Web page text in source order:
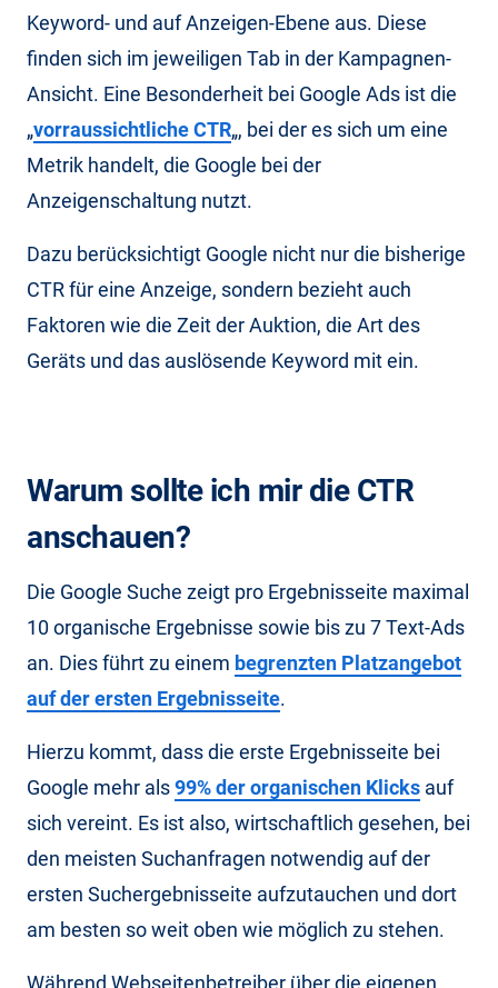
Keyword- und auf Anzeigen-Ebene aus. Diese
finden sich im jeweiligen Tab in der Kampagnen-
Ansicht. Eine Besonderheit bei Google Ads ist die
„vorraussichtliche CTR„, bei der es sich um eine
Metrik handelt, die Google bei der
Anzeigenschaltung nutzt.
Dazu berücksichtigt Google nicht nur die bisherige
CTR für eine Anzeige, sondern bezieht auch
Faktoren wie die Zeit der Auktion, die Art des
Geräts und das auslösende Keyword mit ein.
Warum sollte ich mir die CTR
anschauen?
Die Google Suche zeigt pro Ergebnisseite maximal
10 organische Ergebnisse sowie bis zu 7 Text-Ads
an. Dies führt zu einem begrenzten Platzangebot
auf der ersten Ergebnisseite.
Hierzu kommt, dass die erste Ergebnisseite bei
Google mehr als99% der organischen Klicks auf
sich vereint. Es ist also, wirtschaftlich gesehen, bei
den meisten Suchanfragen notwendig auf der
ersten Suchergebnisseite aufzutauchen und dort
am besten so weit oben wie möglich zu stehen.
Während Webseitenbetreiber über die eigenen